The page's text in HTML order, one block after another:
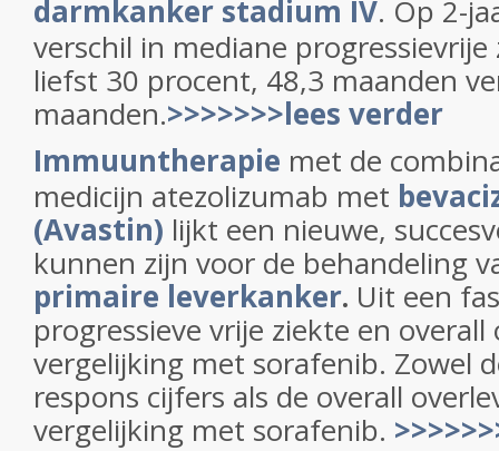
darmkanker stadium IV. Op 2-
verschil in mediane progressievrije
liefst 30 procent, 48,3 maanden
maanden.>>>>>>>lees verder
Immuuntherapie met de
medicijn atezolizumab met
(Avastin) lijkt een nieuwe,
kunnen zijn voor de behandeling
primaire leverkanker. Uit een
progressieve vrije ziekte en
vergelijking met sorafenib. Zowel
respons cijfers als de overall
vergelijking met sorafenib.